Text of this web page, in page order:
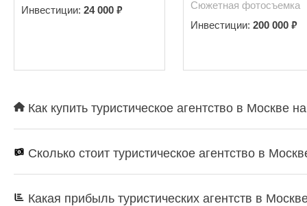
Инвестиции: 24 000 ₽
Сюжетная фотосъемка
Инвестиции: 200 000 ₽
Как купить туристическое агентство в Москве
Сколько стоит туристическое агентство в
Какая прибыль туристических агентств в